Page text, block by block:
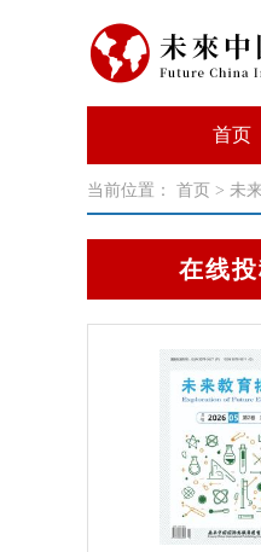
首页
当前位置： 首页 > 未
在线